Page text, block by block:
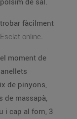
fàcilment
online.
moment de
de pinyons,
de massapà,
i cap al forn, 3